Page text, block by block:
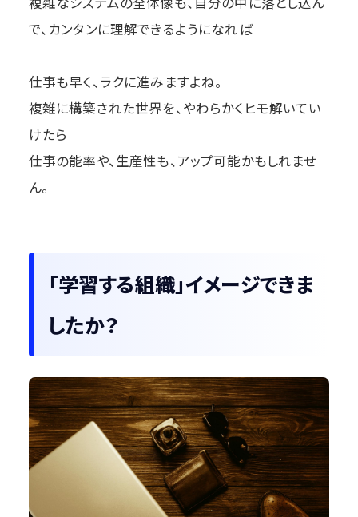
で、カンタンに理解できるようになれば
仕事も早く、ラクに進みますよね。
複雑に構築された世界を、やわらかくヒモ解いてい
けたら
仕事の能率や、生産性も、アップ可能かもしれませ
ん。
「学習する組織」イメージできま
したか？